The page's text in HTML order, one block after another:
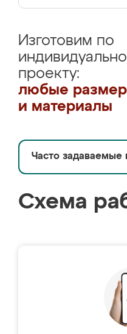
Изготовим по
проекту:
любые
и материалы
Часто задаваемые
Схема